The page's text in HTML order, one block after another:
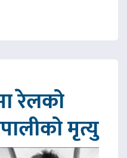
रेलको
मृत्यु